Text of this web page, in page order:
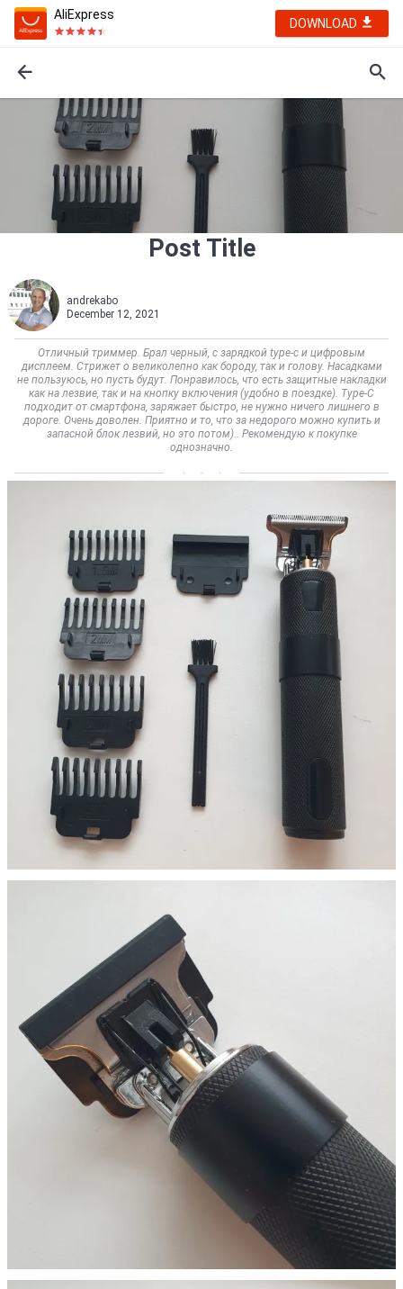
AliExpress
DOWNLOAD
Post Title
andrekabo
December 12, 2021
Отличный триммер. Брал черный, с зарядкой type-c и цифровым
дисплеем. Стрижет о великолепно как бороду, так и голову. Насадками
не пользуюсь, но пусть будут. Понравилось, что есть защитные накладки
как на лезвие, так и на кнопку включения (удобно в поездке). Type-C
подходит от смартфона, заряжает быстро, не нужно ничего лишнего в
дороге. Очень доволен. Приятно и то, что за недорого можно купить и
запасной блок лезвий, но это потом).. Рекомендую к покупке
однозначно.